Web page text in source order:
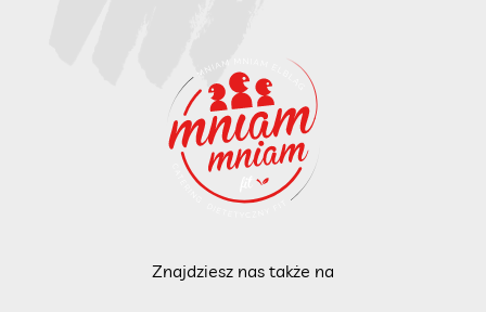
Znajdziesz nas także na